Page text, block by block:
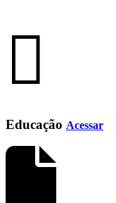
Educação Acessar